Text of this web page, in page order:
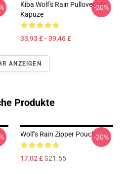
Kiba Wolf's Rain Pullover Mit
Kapuze
33,93 £ - 39,46 £
-20%
ANZEIGEN
Produkte
Wolf's Rain Zipper Pouch
17,02 £$21.55
-20%